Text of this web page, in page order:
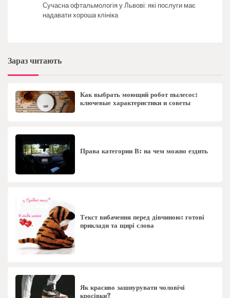
Сучасна офтальмологія у Львові: які послуги має
надавати хороша клініка
Зараз читають
Как выбрать моющий робот пылесос:
ключевые характеристики и советы
Права категории В: на чем можно ездить
Текст вибачення перед дівчиною: готові
приклади та щирі слова
Як красиво зашнурувати чоловічі
кросівки?